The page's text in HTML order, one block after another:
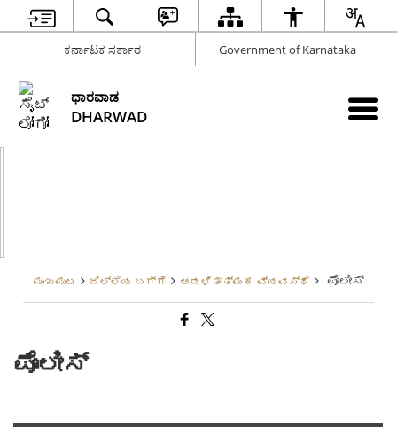
ಕರ್ನಾಟಕ ಸರ್ಕಾರ Government of Karnataka
ಧಾರವಾಡ
DHARWAD
ಮುಖಪುಟ ಜಿಲ್ಲೆಯ ಬಗ್ಗೆ ಆಡಳಿತಾತ್ಮಕ ವ್ಯವಸ್ಥೆ ಪೊಲೀಸ್
ಪೊಲೀಸ್